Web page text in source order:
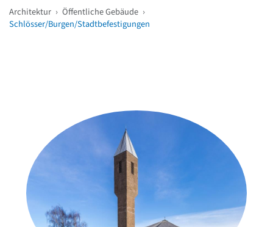
Architektur › Öffentliche Gebäude ›
Schlösser/Burgen/Stadtbefestigungen